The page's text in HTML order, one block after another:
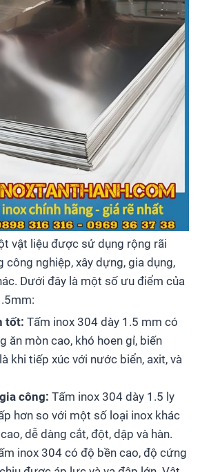
vật liệu được sử dụng rộng rãi
nghiệp, xây dựng, gia dụng,
Dưới đây là một số ưu điểm của
tốt: Tấm inox 304 dày 1.5 mm có
ăn mòn cao, khó hoen gỉ, biến
khi tiếp xúc với nước biển, axit, và
công: Tấm inox 304 dày 1.5 ly
hơn so với một số loại inox khác
dễ dàng cắt, đột, dập và hàn.
inox 304 có độ bền cao, độ cứng